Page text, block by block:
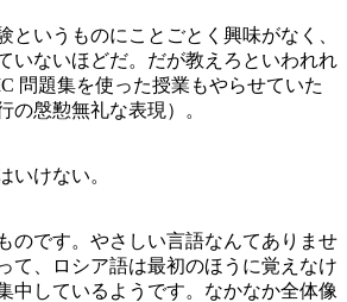
というものにことごとく興味がなく、
いないほどだ。だが教えろといわれれ
問題集を使った授業もやらせていた
の慇懃無礼な表現）。
いけない。
のです。やさしい言語なんてありませ
て、ロシア語は最初のほうに覚えなけ
中しているようです。なかなか全体像